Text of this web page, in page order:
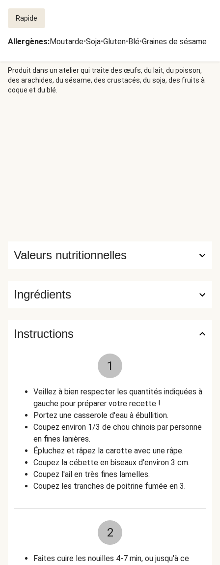
Rapide
Allergènes:Moutarde•Soja•Gluten•Blé•Graines de sésame
Produit dans un atelier qui traite des œufs, du lait, du poisson,
des arachides, du sésame, des crustacés, du soja, des fruits à
coque et du blé.
Ingrédients
Valeurs nutritionnelles
Instructions
1
Veillez à bien respecter les quantités indiquées à
gauche pour préparer votre recette !
Portez une casserole d'eau à ébullition.
Coupez environ 1/3 de chou chinois par personne
en fines lanières.
Épluchez et râpez la carotte avec une râpe.
Coupez la cébette en biseaux d'environ 3 cm.
Coupez l'ail en très fines lamelles.
Coupez les tranches de poitrine fumée en 3.
2
Faites cuire les nouilles 4-7 min, ou jusqu'à ce